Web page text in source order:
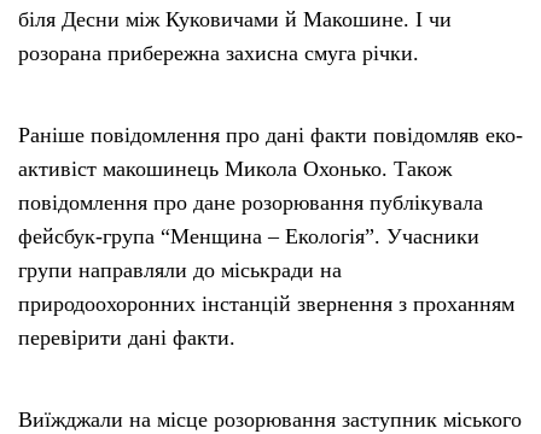
біля Десни між Куковичами й Макошине. І чи
розорана прибережна захисна смуга річки.
Раніше повідомлення про дані факти повідомляв еко-
активіст макошинець Микола Охонько. Також
повідомлення про дане розорювання публікувала
фейсбук-група “Менщина – Екологія”. Учасники
групи направляли до міськради на
природоохоронних інстанцій звернення з проханням
перевірити дані факти.
Виїжджали на місце розорювання заступник міського